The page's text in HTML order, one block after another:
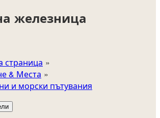
железница
страница
& Места
и морски пътувания